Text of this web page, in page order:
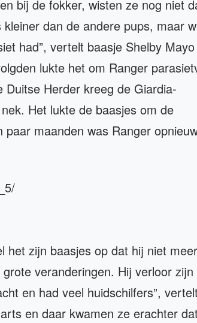
bij de fokker, wisten ze nog niet
dan de andere pups, maar
had”, vertelt baasje Shelby Mayo
lukte het om Ranger
Herder kreeg de Giardia-
Het lukte de baasjes om de
maanden was Ranger
het zijn baasjes op dat hij niet meer
veranderingen. Hij verloor zijn
en had veel huidschilfers”, vertelt
en daar kwamen ze erachter dat